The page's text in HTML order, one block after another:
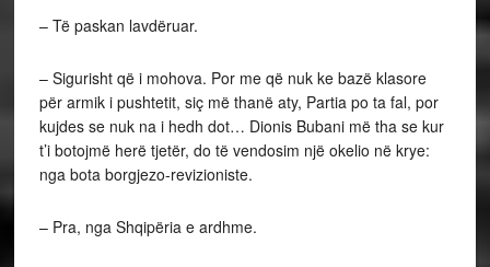
– Të paskan lavdëruar.
– Sigurisht që i mohova. Por me që nuk ke bazë klasore
për armik i pushtetit, siç më thanë aty, Partia po ta fal, por
kujdes se nuk na i hedh dot… Dionis Bubani më tha se kur
t’i botojmë herë tjetër, do të vendosim një okelio në krye:
nga bota borgjezo-revizioniste.
– Pra, nga Shqipëria e ardhme.